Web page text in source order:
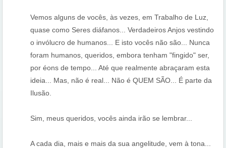
Vemos alguns de vocês, às vezes, em Trabalho de Luz,
quase como Seres diáfanos... Verdadeiros Anjos vestindo
o invólucro de humanos... E isto vocês não são... Nunca
foram humanos, queridos, embora tenham "fingido" ser,
por éons de tempo... Até que realmente abraçaram esta
ideia... Mas, não é real... Não é QUEM SÃO... É parte da
Ilusão.
Sim, meus queridos, vocês ainda irão se lembrar...
A cada dia, mais e mais da sua angelitude, vem à tona...